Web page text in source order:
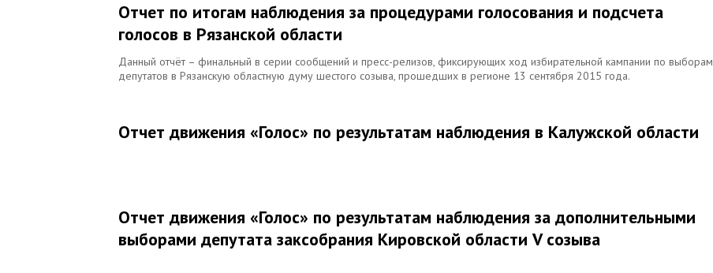
Отчет по итогам наблюдения за процедурами голосования и подсчета
голосов в Рязанской области
Данный отчёт – финальный в серии сообщений и пресс-релизов, фиксирующих ход избирательной кампании по выборам
депутатов в Рязанскую областную думу шестого созыва, прошедших в регионе 13 сентября 2015 года.
Отчет движения «Голос» по результатам наблюдения в Калужской области
Отчет движения «Голос» по результатам наблюдения за дополнительными
выборами депутата заксобрания Кировской области V созыва